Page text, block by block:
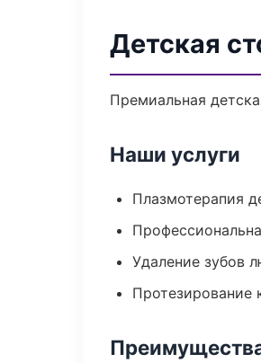
Детская
Премиальная
Наши услуги
Плазмотерапия
Удаление зубов